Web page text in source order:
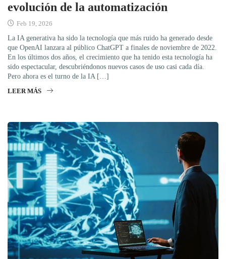
evolución de la automatización
Feb 19, 2026
La IA generativa ha sido la tecnología que más ruido ha generado desde
que OpenAI lanzara al público ChatGPT a finales de noviembre de 2022.
En los últimos dos años, el crecimiento que ha tenido esta tecnología ha
sido espectacular, descubriéndonos nuevos casos de uso casi cada día.
Pero ahora es el turno de la IA […]
LEER MÁS